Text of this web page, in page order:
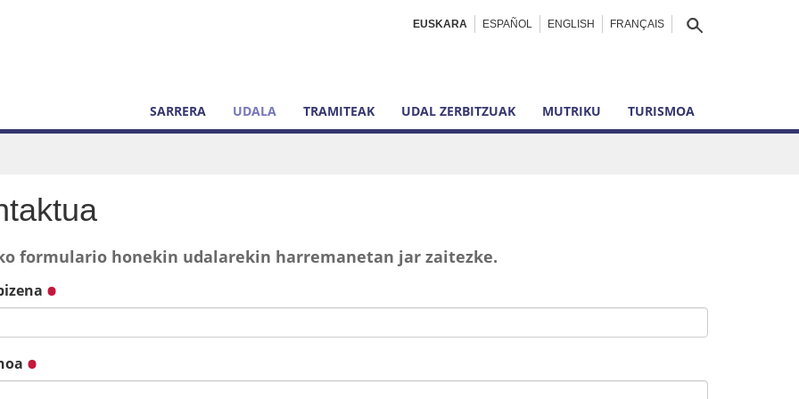
EUSKARA ESPAÑOL ENGLISH FRANÇAIS
SARRERA UDALA TRAMITEAK UDAL ZERBITZUAK MUTRIKU TURISMOA
formulario honekin udalarekin harremanetan jar zaitezke.